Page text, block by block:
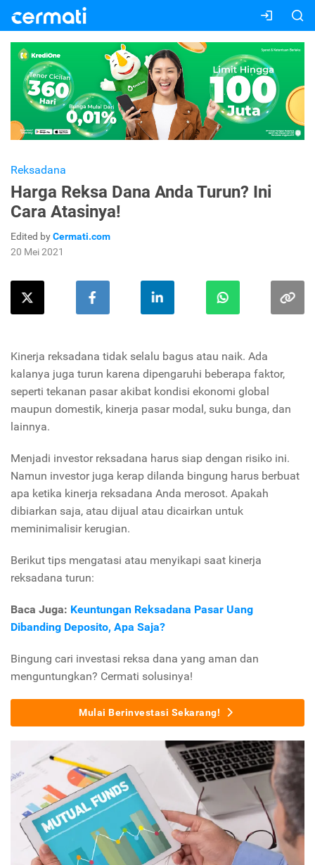
Reksadana
Harga Reksa Dana Anda Turun? Ini
Cara Atasinya!
Edited byCermati.com
20 Mei 2021
Kinerja reksadana tidak selalu bagus atau naik. Ada
kalanya juga turun karena dipengaruhi beberapa faktor,
seperti tekanan pasar akibat kondisi ekonomi global
maupun domestik, kinerja pasar modal, suku bunga, dan
lainnya.
Menjadi investor reksadana harus siap dengan risiko ini.
Namun investor juga kerap dilanda bingung harus berbuat
apa ketika kinerja reksadana Anda merosot. Apakah
dibiarkan saja, atau dijual atau dicairkan untuk
meminimalisir kerugian.
Berikut tips mengatasi atau menyikapi saat kinerja
reksadana turun:
Baca Juga: Keuntungan Reksadana Pasar Uang
Dibanding Deposito, Apa Saja?
Bingung cari investasi reksa dana yang aman dan
menguntungkan? Cermati solusinya!
Mulai Berinvestasi Sekarang!